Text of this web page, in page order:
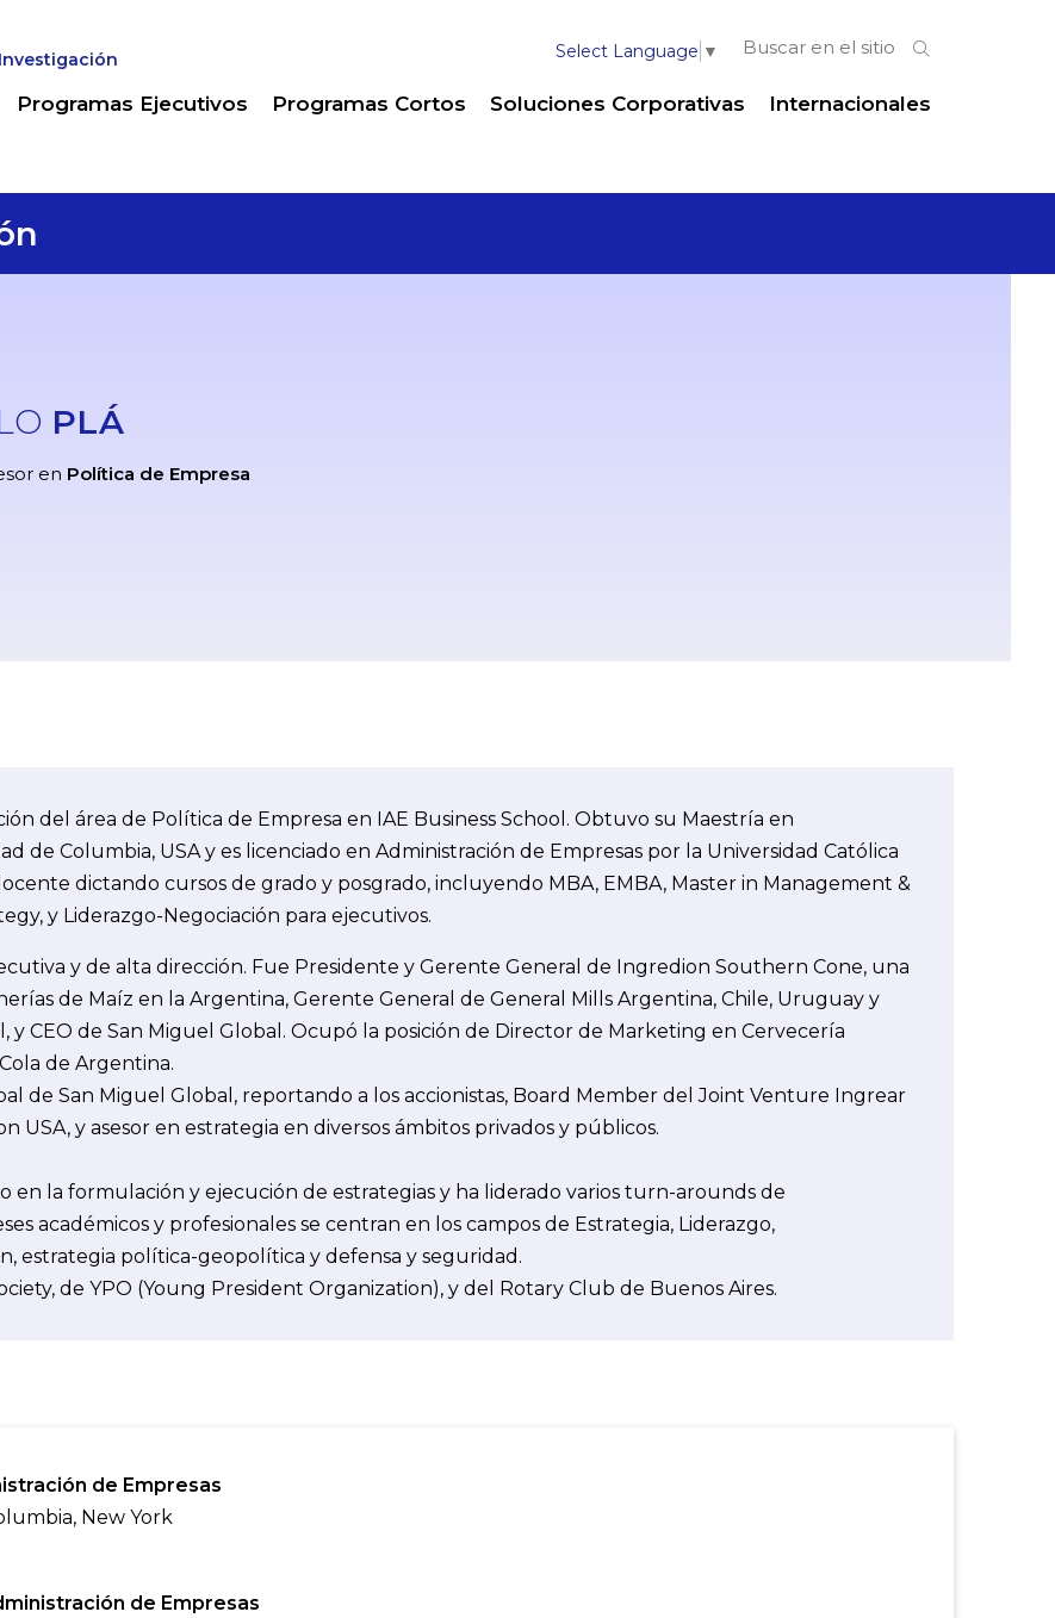
Select Language ▼
Programas Ejecutivos Programas Cortos Soluciones Corporativas Internacionales
PLÁ
en Política de Empresa
del área de Política de Empresa en IAE Business School. Obtuvo su Maestría en
de Columbia, USA y es licenciado en Administración de Empresas por la Universidad Católica
dictando cursos de grado y posgrado, incluyendo MBA, EMBA, Master in Management &
y Liderazgo-Negociación para ejecutivos.
y de alta dirección. Fue Presidente y Gerente General de Ingredion Southern Cone, una
de Maíz en la Argentina, Gerente General de General Mills Argentina, Chile, Uruguay y
y CEO de San Miguel Global. Ocupó la posición de Director de Marketing en Cervecería
de Argentina.
de San Miguel Global, reportando a los accionistas, Board Member del Joint Venture Ingrear
y asesor en estrategia en diversos ámbitos privados y públicos.
en la formulación y ejecución de estrategias y ha liderado varios turn-arounds de
académicos y profesionales se centran en los campos de Estrategia, Liderazgo,
estrategia política-geopolítica y defensa y seguridad.
de YPO (Young President Organization), y del Rotary Club de Buenos Aires.
de Empresas
New York
de Empresas